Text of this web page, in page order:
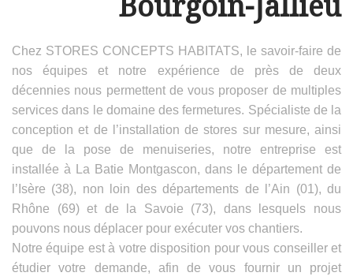
Chez STORES CONCEPTS HABITATS, le savoir-faire de
nos équipes et notre expérience de près de deux
décennies nous permettent de vous proposer de multiples
services dans le domaine des fermetures. Spécialiste de la
conception et de l’installation de stores sur mesure, ainsi
que de la pose de menuiseries, notre entreprise est
installée à La Batie Montgascon, dans le département de
l’Isère (38), non loin des départements de l’Ain (01), du
Rhône (69) et de la Savoie (73), dans lesquels nous
pouvons nous déplacer pour exécuter vos chantiers.
Notre équipe est à votre disposition pour vous conseiller et
étudier votre demande, afin de vous fournir un projet